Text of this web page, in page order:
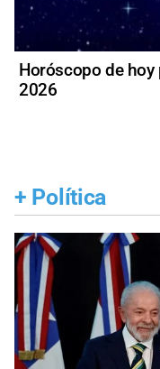
Horóscopo de
2026
+ Política